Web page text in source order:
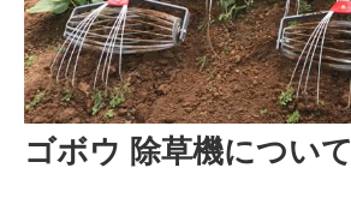
会社情報
採用情報
更新履歴
ゴボウ 除草機について